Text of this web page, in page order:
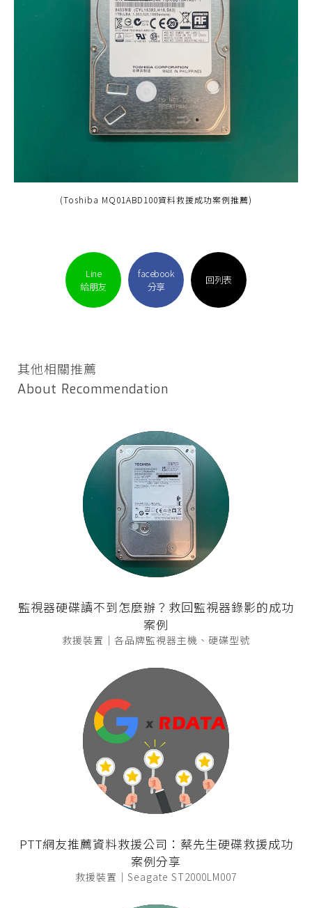
(Toshiba MQ01ABD100資料救援成功案例推薦)
Line
給朋友
facebook
分享
回列表
其他相關推薦
About Recommendation
監視器硬碟讀不到怎麼辦？救回監視器錄影的成功
案例
救援裝置｜各品牌監視器主機、硬碟型號
PTT網友推薦資料救援公司：蔡先生硬碟救援成功
案例分享
救援裝置｜Seagate ST2000LM007